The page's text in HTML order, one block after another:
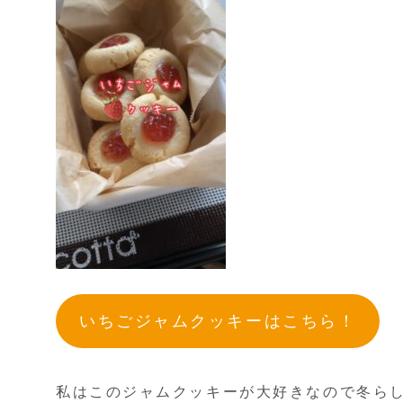
いちごジャムクッキーはこちら！
私はこのジャムクッキーが大好きなので冬らし